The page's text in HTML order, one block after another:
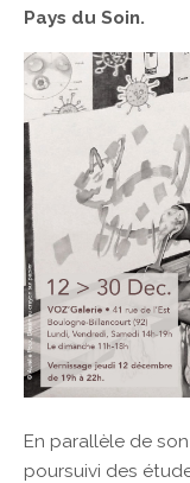
Pays du Soin.
En parallèle de
poursuivi des